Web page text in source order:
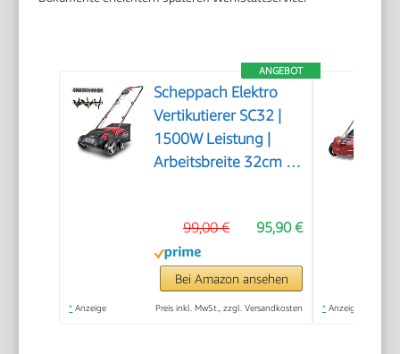
ANGEBOT
Scheppach Elektro
Vertikutierer SC32 |
1500W Leistung |
Arbeitsbreite 32cm |
Höhenverstellung/bis
4mm |
Vertikutierwalze (16
Messer) und
95,90 €
99,00 €
Bei Amazon ansehen
* Anzeige Preis inkl. MwSt., zzgl. Versandkosten * Anzeige